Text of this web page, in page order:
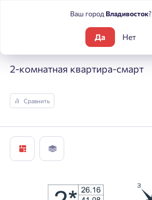
Архитектор
2-комнатная квартира-смарт
Сравнить
Ваш город Владивосток?
Да Нет